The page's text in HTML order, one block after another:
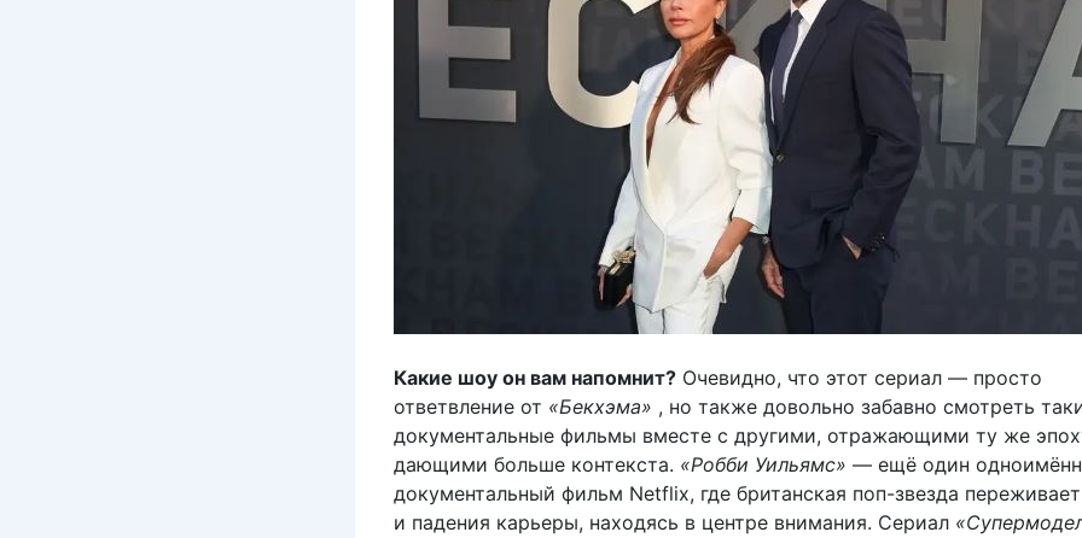
Какие шоу он вам напомнит? Очевидно, что этот сериал — просто
ответвление от «Бекхэма» , но также довольно забавно смотреть
документальные фильмы вместе с другими, отражающими ту же
дающими больше контекста. «Робби Уильямс» — ещё один
документальный фильм Netflix, где британская поп-звезда
и падения карьеры, находясь в центре внимания. Сериал